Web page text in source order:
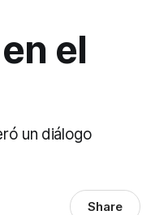
el
un diálogo
Share